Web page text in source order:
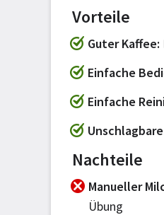
Vorteile
Guter Kaffee
Einfache
Einfache
Nachteile
Manueller
Übung